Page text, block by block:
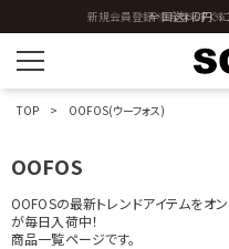
全国送料0円
TOP OOFOS(ウーフォス)
OOFOS
OOFOSの最新トレンドアイテムをオ
が毎日入荷中！
商品一覧ページです。